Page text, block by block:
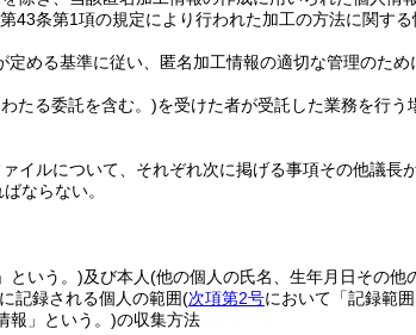
43条第1項の規定により行われた加工の方法に関す
める基準に従い、匿名加工情報の適切な管理のた
たる委託を含む。)を受けた者が受託した業務を行う
イルについて、それぞれ次に掲げる事項その他議長
ならない。
という。)及び本人(他の個人の氏名、生年月日その他
記録される個人の範囲(次項第2号において「記録範
報」という。)の収集方法